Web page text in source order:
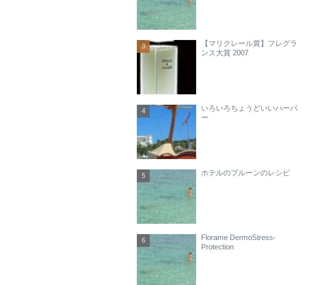
【マリクレール賞】フレグラ
ンス大賞 2007
いろいろちょうどいいハーバ
ー
ホテルのプルーンのレシピ
Florame DermoStress-
Protection